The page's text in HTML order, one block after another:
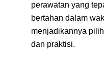
perawatan yang
bertahan dalam
menjadikannya
dan praktisi.